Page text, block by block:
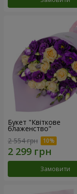
Букет "Квіткове
блаженство"
2 554 грн
Замовити